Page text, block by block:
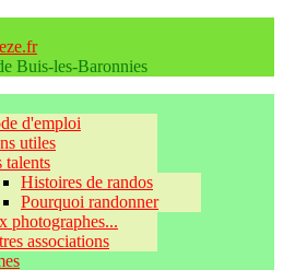
Buis-les-Baronnies
d'emploi
utiles
talents
Histoires de randos
Pourquoi randonner
photographes...
associations